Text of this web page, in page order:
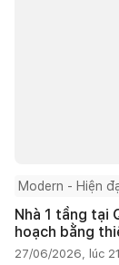
Modern - Hiện
Nhà 1 tầng tại
hoạch bằng
27/06/2026, lúc